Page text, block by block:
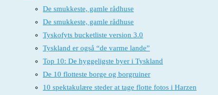
De smukkeste, gamle rådhuse
De smukkeste, gamle rådhuse
Tyskofyts bucketliste version 3.0
Tyskland er også “de varme lande”
Top 10: De hyggeligste byer i Tyskland
De 10 flotteste borge og borgruiner
10 spektakulære steder at tage flotte fotos i Harzen